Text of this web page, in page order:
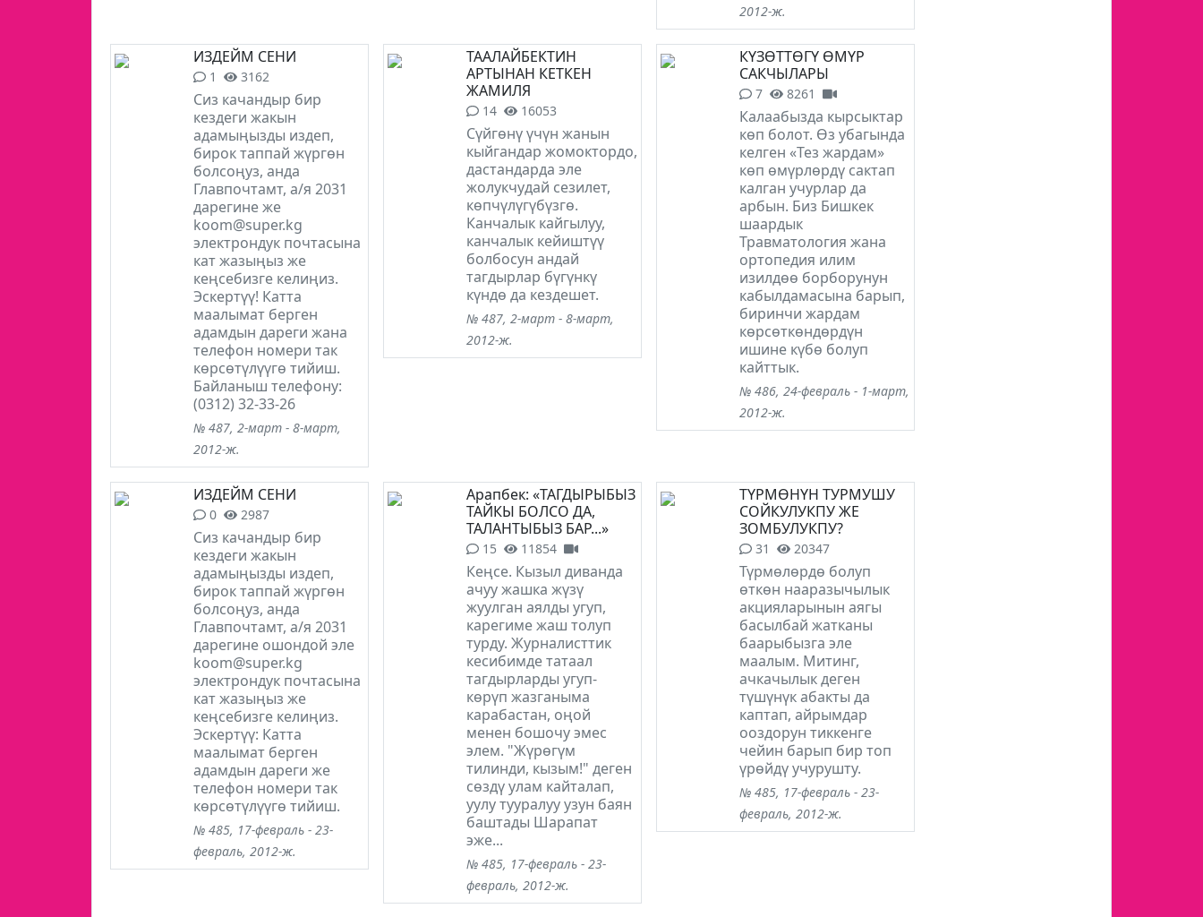
2012-ж.
ИЗДЕЙМ СЕНИ
1 3162
Сиз качандыр бир
кездеги жакын
адамыңызды издеп,
бирок таппай жүргөн
болсоңуз, анда
Главпочтамт, а/я 2031
дарегине же
koom@super.kg
электрондук почтасына
кат жазыңыз же
кеңсебизге келиңиз.
Эскертүү! Катта
маалымат берген
адамдын дареги жана
телефон номери так
көрсөтүлүүгө тийиш.
Байланыш телефону:
(0312) 32-33-26
№ 487, 2-март - 8-март,
2012-ж.
ТААЛАЙБЕКТИН
АРТЫНАН КЕТКЕН
ЖАМИЛЯ
14 16053
Сүйгөнү үчүн жанын
кыйгандар жомоктордо,
дастандарда эле
жолукчудай сезилет,
көпчүлүгүбүзгө.
Канчалык кайгылуу,
канчалык кейиштүү
болбосун андай
тагдырлар бүгүнкү
күндө да кездешет.
№ 487, 2-март - 8-март,
2012-ж.
КҮЗӨТТӨГҮ ӨМҮР
САКЧЫЛАРЫ
7 8261
Калаабызда кырсыктар
көп болот. Өз убагында
келген «Тез жардам»
көп өмүрлөрдү сактап
калган учурлар да
арбын. Биз Бишкек
шаардык
Травматология жана
ортопедия илим
изилдөө борборунун
кабылдамасына барып,
биринчи жардам
көрсөткөндөрдүн
ишине күбө болуп
кайттык.
№ 486, 24-февраль - 1-март,
2012-ж.
ИЗДЕЙМ СЕНИ
0 2987
Сиз качандыр бир
кездеги жакын
адамыңызды издеп,
бирок таппай жүргөн
болсоңуз, анда
Главпочтамт, а/я 2031
дарегине ошондой эле
koom@super.kg
электрондук почтасына
кат жазыңыз же
кеңсебизге келиңиз.
Эскертүү: Катта
маалымат берген
адамдын дареги же
телефон номери так
көрсөтүлүүгө тийиш.
№ 485, 17-февраль - 23-
февраль, 2012-ж.
Арапбек: «ТАГДЫРЫБЫЗ
ТАЙКЫ БОЛСО ДА,
ТАЛАНТЫБЫЗ БАР...»
15 11854
Кеңсе. Кызыл диванда
ачуу жашка жүзү
жуулган аялды угуп,
карегиме жаш толуп
турду. Журналисттик
кесибимде татаал
тагдырларды угуп-
көрүп жазганыма
карабастан, оңой
менен бошочу эмес
элем. "Жүрөгүм
тилинди, кызым!" деген
сөздү улам кайталап,
уулу тууралуу узун баян
баштады Шарапат
эже...
№ 485, 17-февраль - 23-
февраль, 2012-ж.
ТҮРМӨНҮН ТУРМУШУ
СОЙКУЛУКПУ ЖЕ
ЗОМБУЛУКПУ?
31 20347
Түрмөлөрдө болуп
өткөн нааразычылык
акцияларынын аягы
басылбай жатканы
баарыбызга эле
маалым. Митинг,
ачкачылык деген
түшүнүк абакты да
каптап, айрымдар
ооздорун тиккенге
чейин барып бир топ
үрөйдү учурушту.
№ 485, 17-февраль - 23-
февраль, 2012-ж.